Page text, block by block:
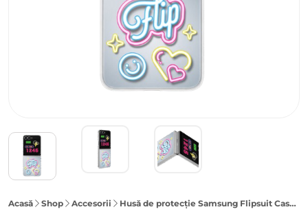
Acasă Shop Accesorii Husă de protecție Samsung Flipsuit Case pentru Galaxy Flip6, Transparentă